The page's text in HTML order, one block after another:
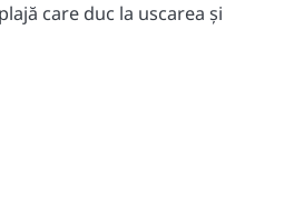
care duc la uscarea și